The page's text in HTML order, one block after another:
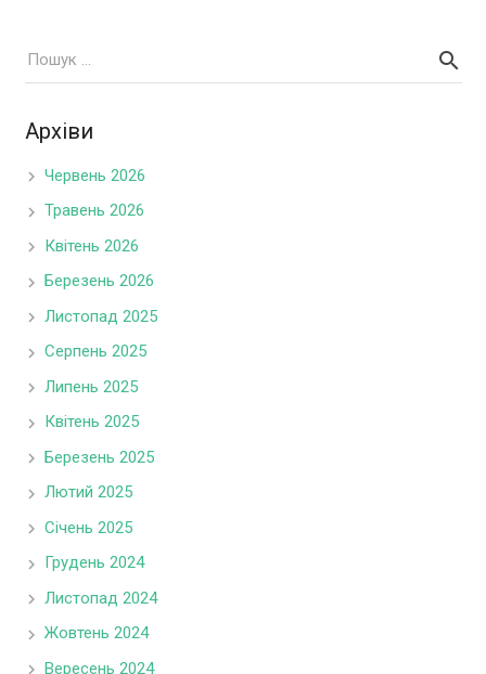
Архіви
Червень 2026
Травень 2026
Квітень 2026
Березень 2026
Листопад 2025
Серпень 2025
Липень 2025
Квітень 2025
Березень 2025
Лютий 2025
Січень 2025
Грудень 2024
Листопад 2024
Жовтень 2024
Вересень 2024